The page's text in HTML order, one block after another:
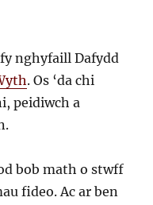
nghyfaill Dafydd
. Os ‘da chi
peidiwch a
bob math o stwff
fideo. Ac ar ben